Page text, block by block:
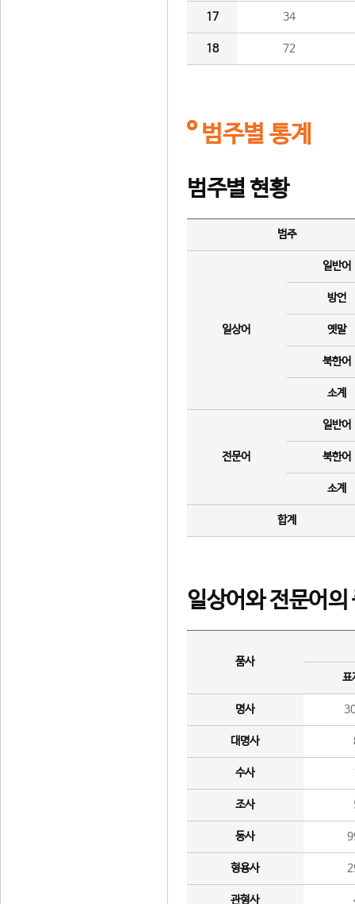
17 34
18 72
범주별 통계
범주별 현황
범주
일상어
일반어
방언
옛말
북한어
소계
전문어
일반어
북한어
소계
합계
일상어와 전문어의
품사
표
명사
대명사
수사
조사
동사
형용사
관형사